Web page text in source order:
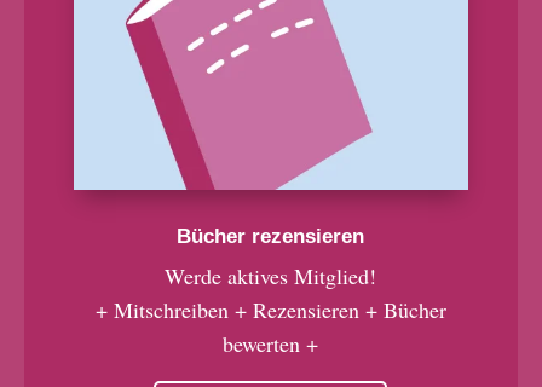
Bücher rezensieren
Werde aktives Mitglied!
+ Mitschreiben + Rezensieren + Bücher
bewerten +